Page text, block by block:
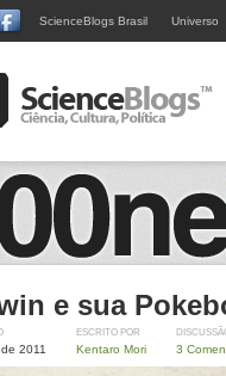
ScienceBlogs Brasil Universo
e sua
2011
ESCRITO POR
Kentaro Mori 3